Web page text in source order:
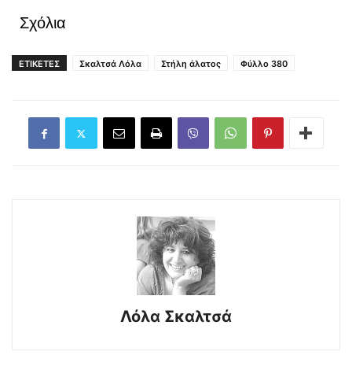
Σχόλια
ΕΤΙΚΕΤΕΣ Σκαλτσά Λόλα Στήλη άλατος Φύλλο 380
Λόλα Σκαλτσά